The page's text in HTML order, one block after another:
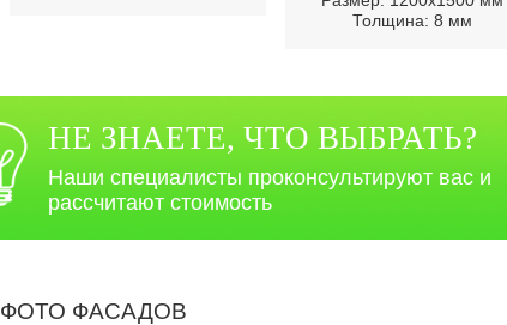
Толщина: 8 мм
НЕ ЗНАЕТЕ, ЧТО ВЫБРАТЬ?
Наши специалисты проконсультируют вас и
рассчитают стоимость
ФОТО ФАСАДОВ